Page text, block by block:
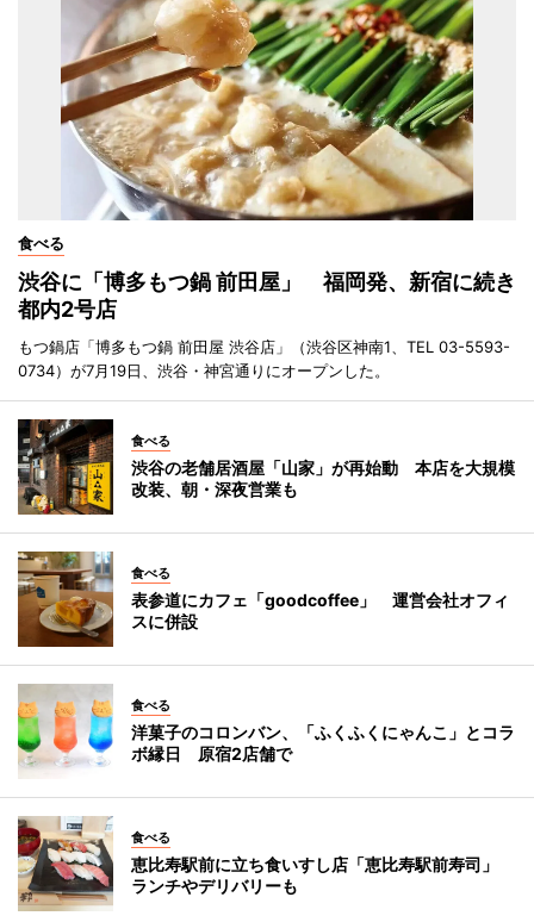
食べる
渋谷に「博多もつ鍋 前田屋」 福岡発、新宿に続き
都内2号店
もつ鍋店「博多もつ鍋 前田屋 渋谷店」（渋谷区神南1、TEL 03-5593-
0734）が7月19日、渋谷・神宮通りにオープンした。
食べる
渋谷の老舗居酒屋「山家」が再始動 本店を大規模
改装、朝・深夜営業も
食べる
表参道にカフェ「goodcoffee」 運営会社オフィ
スに併設
食べる
洋菓子のコロンバン、「ふくふくにゃんこ」とコラ
ボ縁日 原宿2店舗で
食べる
恵比寿駅前に立ち食いすし店「恵比寿駅前寿司」
ランチやデリバリーも